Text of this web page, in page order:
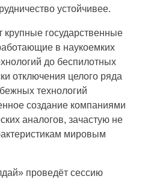
устойчивее.
крупные государственные
в наукоемких
до беспилотных
отключения целого ряда
технологий
создание компаниями
аналогов, зачастую не
мировым
проведёт сессию